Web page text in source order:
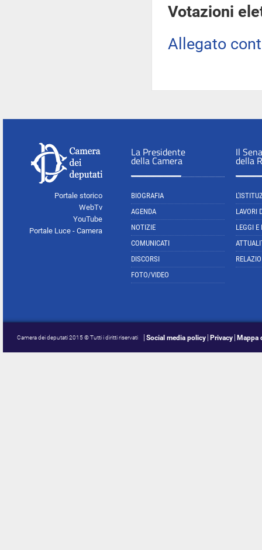
Votazioni
Allegato
Portale storico
WebTv
YouTube
Portale Luce - Camera
La Presidente
della Camera
BIOGRAFIA
AGENDA
NOTIZIE
COMUNICATI
DISCORSI
FOTO/VIDEO
Il
della
LAVORI
LEGGI E
Camera dei deputati 2015 © Tutti i diritti riservati Social media policy Privacy Mappa